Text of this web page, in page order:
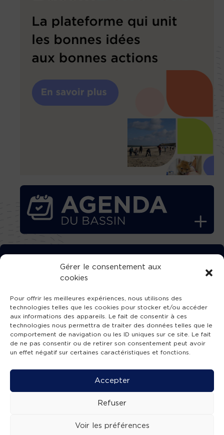
Gérer le consentement aux
cookies
Pour offrir les meilleures expériences, nous utilisons des
technologies telles que les cookies pour stocker et/ou accéder
aux informations des appareils. Le fait de consentir à ces
technologies nous permettra de traiter des données telles que le
comportement de navigation ou les ID uniques sur ce site. Le fait
de ne pas consentir ou de retirer son consentement peut avoir
un effet négatif sur certaines caractéristiques et fonctions.
Accepter
Refuser
Voir les préférences
TÉLÉCHARGEZ GRATUITEMENT
L’APPLICATION TVBA !
SUIVEZ-NOUS !
Mentions légales -Accessibilité